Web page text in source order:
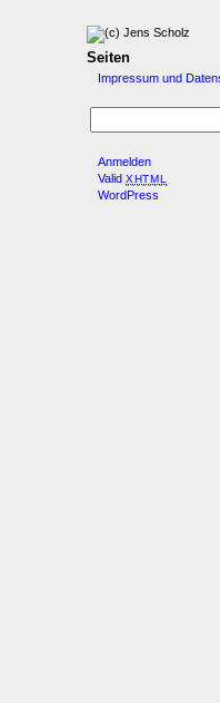
Seiten
Impressum und
Anmelden
Valid XHTML
WordPress